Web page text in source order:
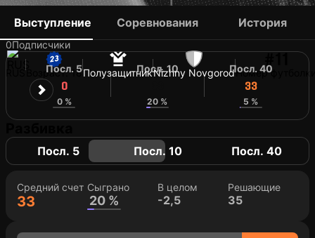
GLEB POPOLITOV
0Подписчики
Возраст: 18ПолузащитникNizhny NovgorodНомер
Выступление Соревнования История
Посл. 5
0
0 %
Посл. 10
20 %
Посл. 40
33
5 %
Посл. 5 Посл. 10 Посл. 40
Средний счет
33
Сыграно
20 %
В целом
-2,5
Решающие
35